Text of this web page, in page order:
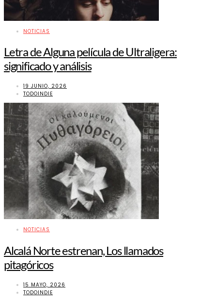
NOTICIAS
Letra de Alguna película de Ultraligera:
significado y análisis
19 JUNIO, 2026
TODOINDIE
NOTICIAS
Alcalá Norte estrenan, Los llamados
pitagóricos
15 MAYO, 2026
TODOINDIE